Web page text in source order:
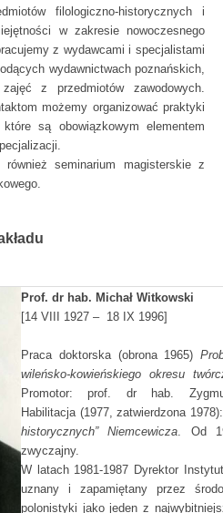
filologiczno-historycznych i
w zakresie nowoczesnego
z wydawcami i specjalistami
wydawnictwach poznańskich,
z przedmiotów zawodowych.
możemy organizować praktyki
są obowiązkowym elementem
również seminarium magisterskie z
Prof. dr hab. Michał Witkowski
[14 VIII 1927 – 18 IX 1996]
Praca doktorska (obrona 1965)
wileńsko-kowieńskiego okresu
Promotor: prof. dr hab.
Habilitacja (1977, zatwierdzona
historycznych” Niemcewicza. Od
zwyczajny.
W latach 1981-1987 Dyrektor
uznany i zapamiętany przez
polonistyki jako jeden z